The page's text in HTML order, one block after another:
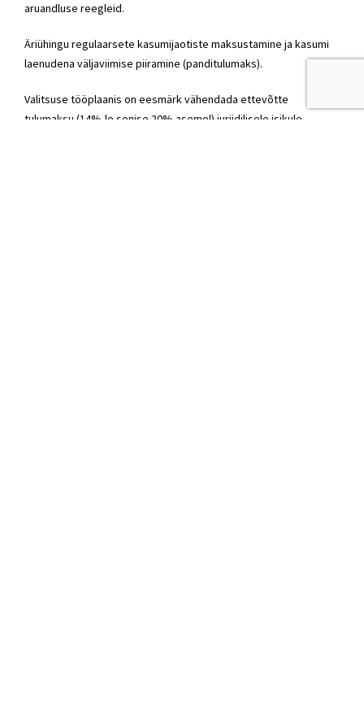
aruandluse reegleid.
Äriühingu regulaarsete kasumijaotiste maksustamine ja kasumi
laenudena väljaviimise piiramine (panditulumaks).
Valitsuse tööplaanis on eesmärk vähendada ettevõtte
tulumaksu (14%-le senise 20% asemel) juriidilisele isikule